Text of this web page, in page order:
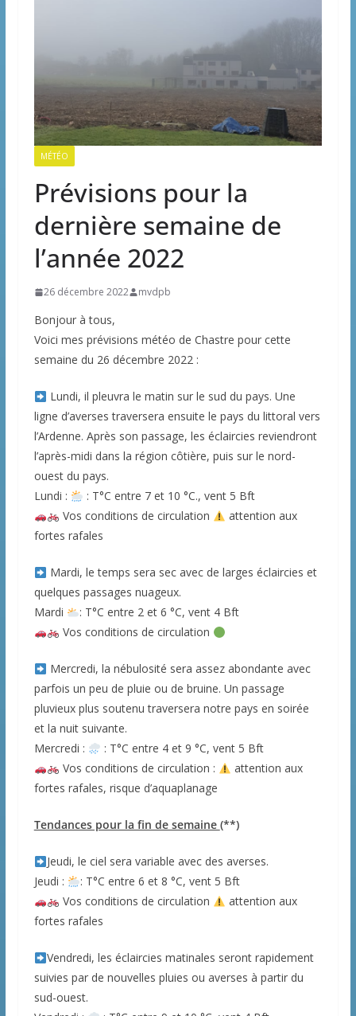
MÉTÉO
Prévisions pour la
dernière semaine de
l’année 2022
26 décembre 2022 mvdpb
Bonjour à tous,
Voici mes prévisions météo de Chastre pour cette
semaine du 26 décembre 2022 :
Lundi, il pleuvra le matin sur le sud du pays. Une
ligne d’averses traversera ensuite le pays du littoral vers
l’Ardenne. Après son passage, les éclaircies reviendront
l’après-midi dans la région côtière, puis sur le nord-
ouest du pays.
Lundi :
: T°C entre 7 et 10 °C., vent 5 Bft
Vos conditions de circulation
attention aux
fortes rafales
Mardi, le temps sera sec avec de larges éclaircies et
quelques passages nuageux.
Mardi
: T°C entre 2 et 6 °C, vent 4 Bft
Vos conditions de circulation
Mercredi, la nébulosité sera assez abondante avec
parfois un peu de pluie ou de bruine. Un passage
pluvieux plus soutenu traversera notre pays en soirée
et la nuit suivante.
Mercredi :
: T°C entre 4 et 9 °C, vent 5 Bft
Vos conditions de circulation :
attention aux
fortes rafales, risque d’aquaplanage
Tendances pour la fin de semaine (**)
Jeudi, le ciel sera variable avec des averses.
Jeudi :
: T°C entre 6 et 8 °C, vent 5 Bft
Vos conditions de circulation
attention aux
fortes rafales
Vendredi, les éclaircies matinales seront rapidement
suivies par de nouvelles pluies ou averses à partir du
sud-ouest.